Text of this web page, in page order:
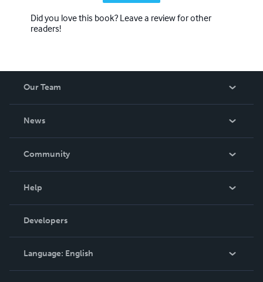
Did you love this book? Leave a review for other
readers!
Our Team
News
In The News
Community
Podcast
Help
Order Lookup
Knowledge Base
Contact Support
Developers
Language: English